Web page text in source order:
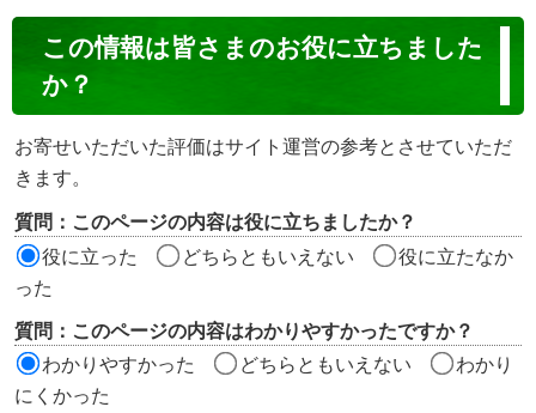
ン
ン
ツ
評
価
ア
この情報は皆さまのお役に立ちました
か？
お寄せいただいた評価はサイト運営の参考とさせていただ
きます。
質問：このページの内容は役に立ちましたか？
役に立った
どちらともいえない
役に立たなか
った
質問：このページの内容はわかりやすかったですか？
わかりやすかった
どちらともいえない
わかり
にくかった